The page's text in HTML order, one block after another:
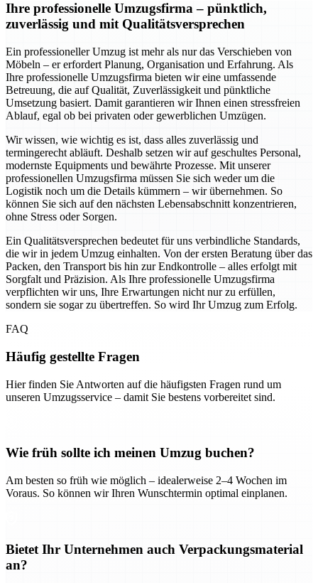
Ihre professionelle Umzugsfirma – pünktlich,
zuverlässig und mit Qualitätsversprechen
Ein professioneller Umzug ist mehr als nur das Verschieben von
Möbeln – er erfordert Planung, Organisation und Erfahrung. Als
Ihre professionelle Umzugsfirma bieten wir eine umfassende
Betreuung, die auf Qualität, Zuverlässigkeit und pünktliche
Umsetzung basiert. Damit garantieren wir Ihnen einen stressfreien
Ablauf, egal ob bei privaten oder gewerblichen Umzügen.
Wir wissen, wie wichtig es ist, dass alles zuverlässig und
termingerecht abläuft. Deshalb setzen wir auf geschultes Personal,
modernste Equipments und bewährte Prozesse. Mit unserer
professionellen Umzugsfirma müssen Sie sich weder um die
Logistik noch um die Details kümmern – wir übernehmen. So
können Sie sich auf den nächsten Lebensabschnitt konzentrieren,
ohne Stress oder Sorgen.
Ein Qualitätsversprechen bedeutet für uns verbindliche Standards,
die wir in jedem Umzug einhalten. Von der ersten Beratung über das
Packen, den Transport bis hin zur Endkontrolle – alles erfolgt mit
Sorgfalt und Präzision. Als Ihre professionelle Umzugsfirma
verpflichten wir uns, Ihre Erwartungen nicht nur zu erfüllen,
sondern sie sogar zu übertreffen. So wird Ihr Umzug zum Erfolg.
FAQ
Häufig gestellte Fragen
Hier finden Sie Antworten auf die häufigsten Fragen rund um
unseren Umzugsservice – damit Sie bestens vorbereitet sind.
Wie früh sollte ich meinen Umzug buchen?
Am besten so früh wie möglich – idealerweise 2–4 Wochen im
Voraus. So können wir Ihren Wunschtermin optimal einplanen.
Bietet Ihr Unternehmen auch Verpackungsmaterial
an?